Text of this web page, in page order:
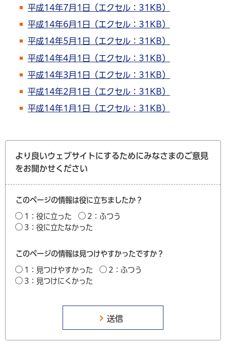
平成14年7月1日（エクセル：31KB）
平成14年6月1日（エクセル：31KB）
平成14年5月1日（エクセル：31KB）
平成14年4月1日（エクセル：31KB）
平成14年3月1日（エクセル：31KB）
平成14年2月1日（エクセル：31KB）
平成14年1月1日（エクセル：31KB）
より良いウェブサイトにするためにみなさまのご意見
をお聞かせください
このページの情報は役に立ちましたか？
1：役に立った
2：ふつう
3：役に立たなかった
このページの情報は見つけやすかったですか？
1：見つけやすかった
2：ふつう
3：見つけにくかった